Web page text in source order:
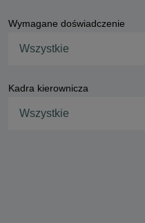
Wymagane doświadczenie
Wszystkie
Kadra kierownicza
Wszystkie